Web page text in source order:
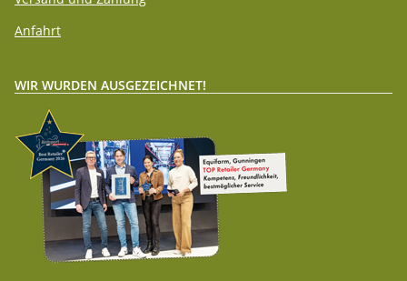
Anfahrt
WIR WURDEN AUSGEZEICHNET!